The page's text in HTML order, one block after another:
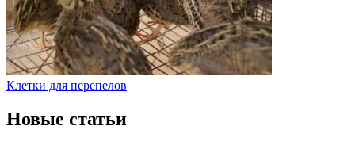
Клетки для перепелов
Новые статьи